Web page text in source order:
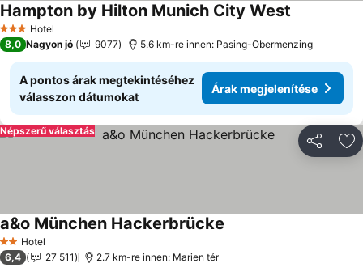
3 Kategória
Hotel
Hampton by Hilton Munich City West
8,0 Nagyon jó 9077 5.6 km-re innen: Pasing-Obermenzing
A pontos árak megtekintéséhez
válasszon dátumokat
Árak megjelenítése
Népszerű választás
2 Kategória
Hotel
a&o München Hackerbrücke
6,4 27 511 2.7 km-re innen: Marien tér